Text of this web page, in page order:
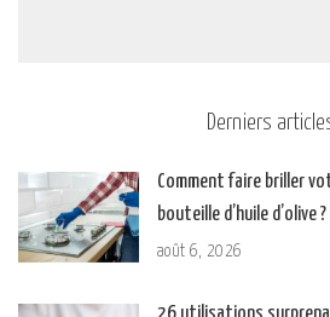
Derniers
Comment faire briller
bouteille d’huile d’olive ?
août 6, 2026